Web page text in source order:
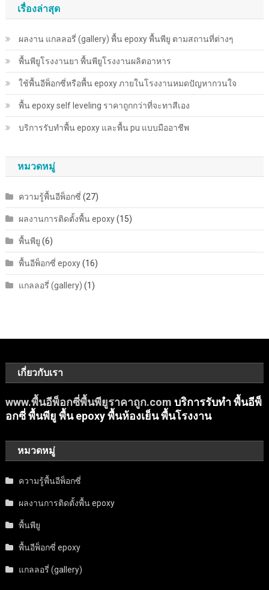
เรื่องล่าสุด
ผลงาน แกลลอรี่ (gallery) พื้น epoxy พื้นพียู ตามสถานที่ต่างๆ
พื้นพียู​โรงงานยา พื้นพียู​โรงงานผลิตอาหาร
ใช้พื้นอีพ็อกซี่หรือพื้น epoxy ภายในโรงงานหมดปัญหากวนใจ
พื้น epoxy self leveling ราคาถูกกว่าที่จะทาสีเอง
บริการรับทำพื้น epoxy และพื้น pu แบบมืออาชีพ
หมวดหมู่
ความรู้พื้นอีพ็อกซี่ (27)
ผลงานการติดตั้งพื้น epoxy(15)
พื้นพียู (6)
พื้นอีพ็อกซี่ epoxy(16)
แกลลอรี่ (gallery) (1)
เกี่ยวกับเรา
www.พื้นอีพ็อกซี่พื้นพียูราคาถูก.com บริการรับทำ พื้นอีพ็
อกซี่ พื้นพียู พื้น epoxy พื้นห้องเย็น พื้นโรงงาน
หมวดหมู่
ความรู้พื้นอีพ็อกซี่
ผลงานการติดตั้งพื้น epoxy
พื้นพียู
พื้นอีพ็อกซี่ epoxy
แกลลอรี่ (gallery)